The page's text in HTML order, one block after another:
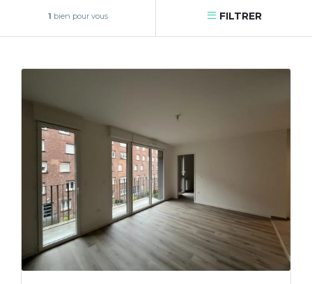
1 bien pour vous FILTRER